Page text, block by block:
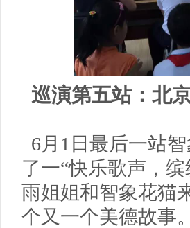
巡演第五站：北
6月1日最后一站
了一“快乐歌声，
雨姐姐和智象花猫
个又一个美德故事。